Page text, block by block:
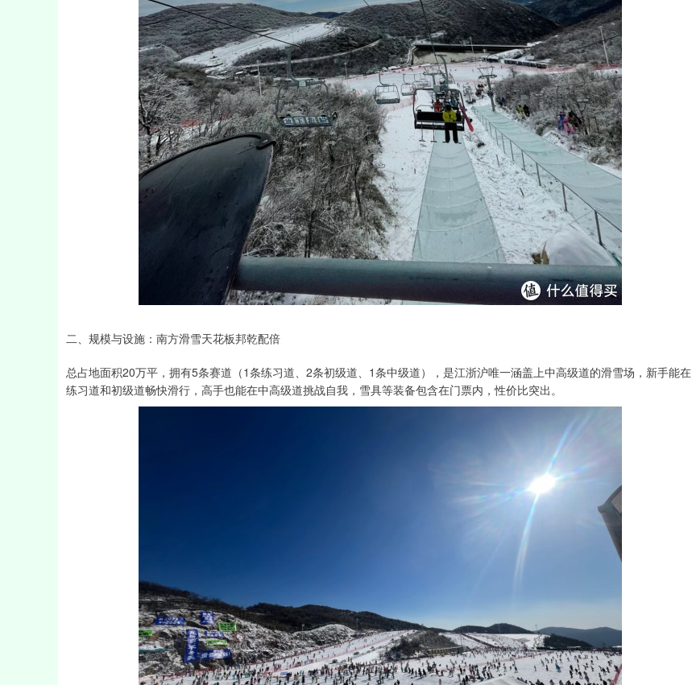
二、规模与设施：南方滑雪天花板邦乾配倍
总占地面积20万平，拥有5条赛道（1条练习道、2条初级道、1条中级道），是江浙沪唯一涵盖上中高级道的滑雪场，新手能在
练习道和初级道畅快滑行，高手也能在中高级道挑战自我，雪具等装备包含在门票内，性价比突出。